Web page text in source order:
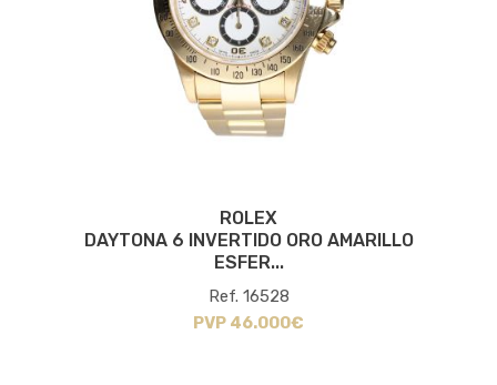
ROLEX
DAYTONA 6 INVERTIDO ORO AMARILLO
ESFER...
Ref. 16528
PVP 46.000€